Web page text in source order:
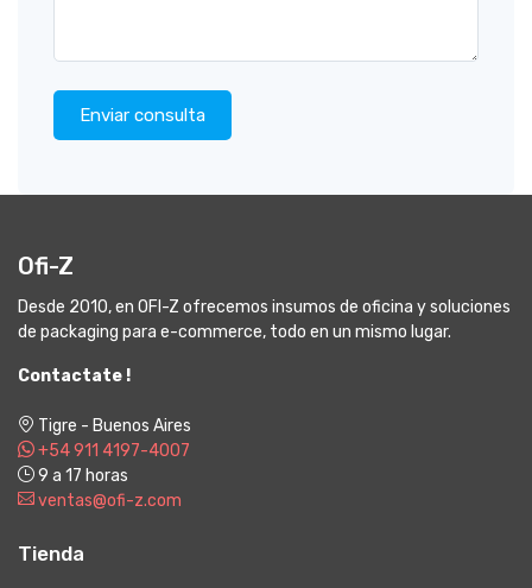
Enviar consulta
Ofi-Z
Desde 2010, en OFI-Z ofrecemos insumos de oficina y soluciones
de packaging para e-commerce, todo en un mismo lugar.
Contactate !
Tigre - Buenos Aires
+54 911 4197-4007
9 a 17 horas
ventas@ofi-z.com
Tienda